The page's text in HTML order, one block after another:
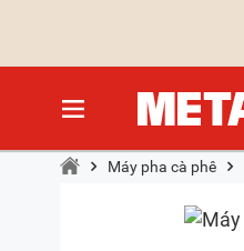
Máy pha cà phê